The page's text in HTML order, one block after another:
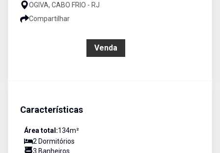
OGIVA, CABO FRIO - RJ
Compartilhar
Venda
Características
Área total:134m²
2 Dormitórios
3 Banheiros